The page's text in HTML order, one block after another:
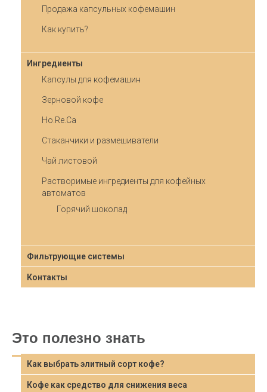
Продажа капсульных кофемашин
Как купить?
Ингредиенты
Капсулы для кофемашин
Зерновой кофе
Ho.Re.Ca
Стаканчики и размешиватели
Чай листовой
Растворимые ингредиенты для кофейных
автоматов
Горячий шоколад
Фильтрующие системы
Контакты
Это полезно знать
Как выбрать элитный сорт кофе?
Кофе как средство для снижения веса